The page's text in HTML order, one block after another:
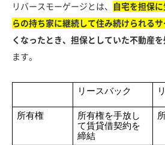
リバースモーゲージとは、
自宅を担保
らの持ち家に継続して住み続けられる
くなったとき、担保としていた不動産
ます。
リースバック
所有権
所有権を手放し
て賃貸借契約を
締結